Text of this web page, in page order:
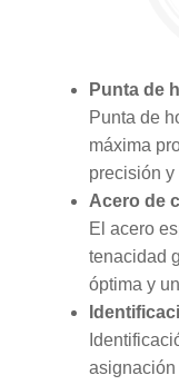
Punta de
Punta de
máxima
precisión y
Acero de
El acero
tenacidad
óptima y
asignación